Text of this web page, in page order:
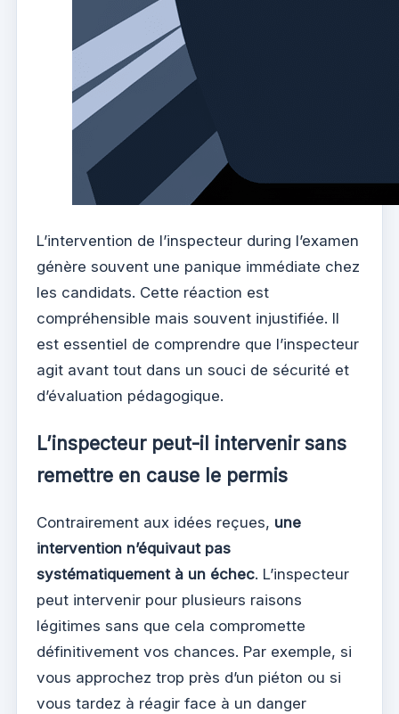
L’intervention de l’inspecteur during l’examen
génère souvent une panique immédiate chez
les candidats. Cette réaction est
compréhensible mais souvent injustifiée. Il
est essentiel de comprendre que l’inspecteur
agit avant tout dans un souci de sécurité et
d’évaluation pédagogique.
L’inspecteur peut-il intervenir sans
remettre en cause le permis
Contrairement aux idées reçues, une
intervention n’équivaut pas
systématiquement à un échec. L’inspecteur
peut intervenir pour plusieurs raisons
légitimes sans que cela compromette
définitivement vos chances. Par exemple, si
vous approchez trop près d’un piéton ou si
vous tardez à réagir face à un danger